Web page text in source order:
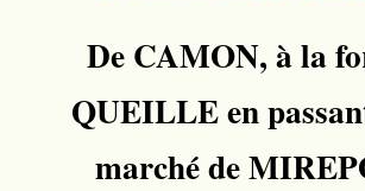
De CAMON, à la
QUEILLEen
marché de